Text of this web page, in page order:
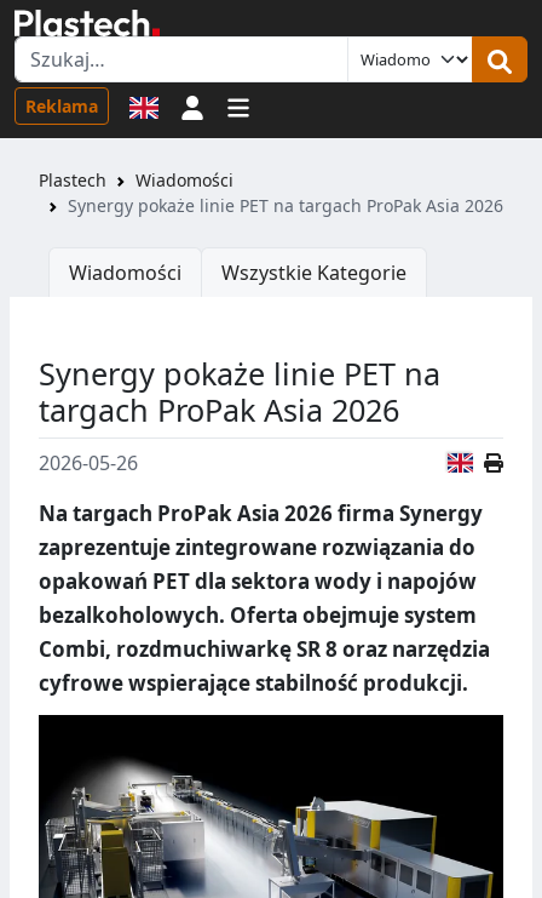
Reklama Logowanie
Plastech
Wiadomości
Synergy pokaże linie PET na targach ProPak Asia 2026
Wiadomości Wszystkie Kategorie
Synergy pokaże linie PET na
targach ProPak Asia 2026
2026-05-26
Na targach ProPak Asia 2026 firma Synergy
zaprezentuje zintegrowane rozwiązania do
opakowań PET dla sektora wody i napojów
bezalkoholowych. Oferta obejmuje system
Combi, rozdmuchiwarkę SR 8 oraz narzędzia
cyfrowe wspierające stabilność produkcji.